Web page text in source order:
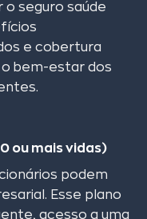
seguro saúde
e cobertura
o bem-estar dos
ou mais vidas)
podem
Esse plano
acesso a uma